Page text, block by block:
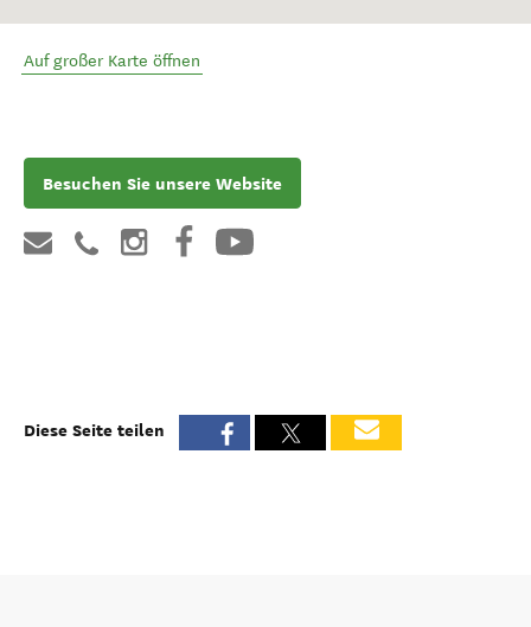
Auf großer Karte öffnen
Besuchen Sie unsere Website
Diese Seite teilen